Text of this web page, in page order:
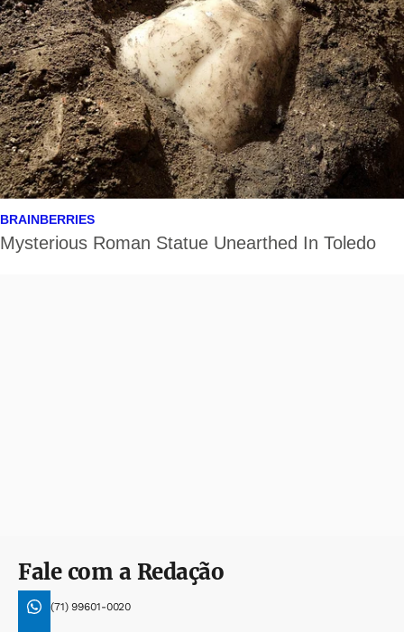
Fale com a Redação
(71) 99601-0020